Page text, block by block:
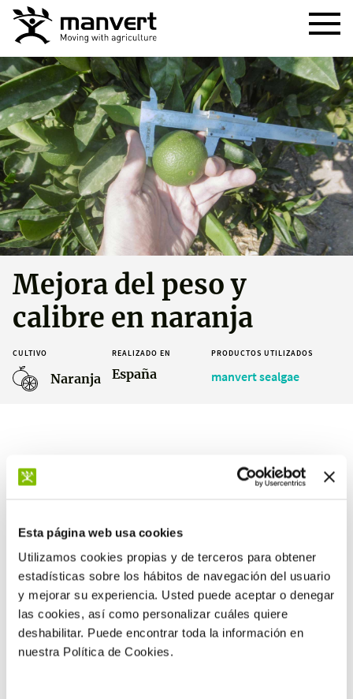
Esta página web usa cookies
Utilizamos cookies propias y de terceros para obtener
estadísticas sobre los hábitos de navegación del usuario
y mejorar su experiencia. Usted puede aceptar o denegar
las cookies, así como personalizar cuáles quiere
deshabilitar. Puede encontrar toda la información en
nuestra Política de Cookies.
Mejora del peso y
calibre en naranja
CULTIVO
Naranja
REALIZADO EN
España
PRODUCTOS UTILIZADOS
manvert sealgae
+10 %
de peso medio